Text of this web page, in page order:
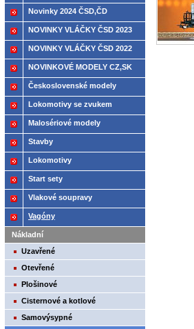
Novinky 2024 ČSD,ČD
NOVINKY VLÁČKY ČSD 2023
NOVINKY VLÁČKY ČSD 2022
NOVINKOVÉ MODELY CZ,SK
2021
Československé modely
ČSD,ČD
Lokomotivy se zvukem
Malosériové modely
Stavby
Lokomotivy
Start sety
Vlakové soupravy
Vagóny
Nákladní
Uzavřené
Otevřené
Plošinové
Cisternové a kotlové
Samovýsypné